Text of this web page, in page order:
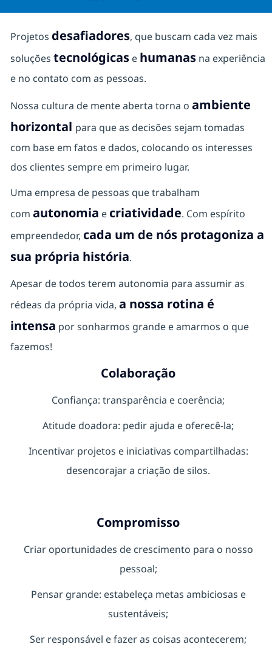
Projetos desafiadores, que buscam cada vez mais
soluções tecnológicase humanasna experiência
e no contato com as pessoas.
Nossa cultura de mente aberta torna o ambiente
horizontal para que as decisões sejam tomadas
com base em fatos e dados, colocando os interesses
dos clientes sempre em primeiro lugar.
Uma empresa de pessoas que trabalham
com autonomia e criatividade. Com espírito
empreendedor, cada um de nós protagoniza a
sua própria história.
Apesar de todos terem autonomia para assumir as
rédeas da própria vida, a nossa rotina é
intensa por sonharmos grande e amarmos o que
fazemos!
Colaboração
Confiança: transparência e coerência;
Atitude doadora: pedir ajuda e oferecê-la;
Incentivar projetos e iniciativas compartilhadas:
desencorajar a criação de silos.
Compromisso
Criar oportunidades de crescimento para o nosso
pessoal;
Pensar grande: estabeleça metas ambiciosas e
sustentáveis;
Ser responsável e fazer as coisas acontecerem;